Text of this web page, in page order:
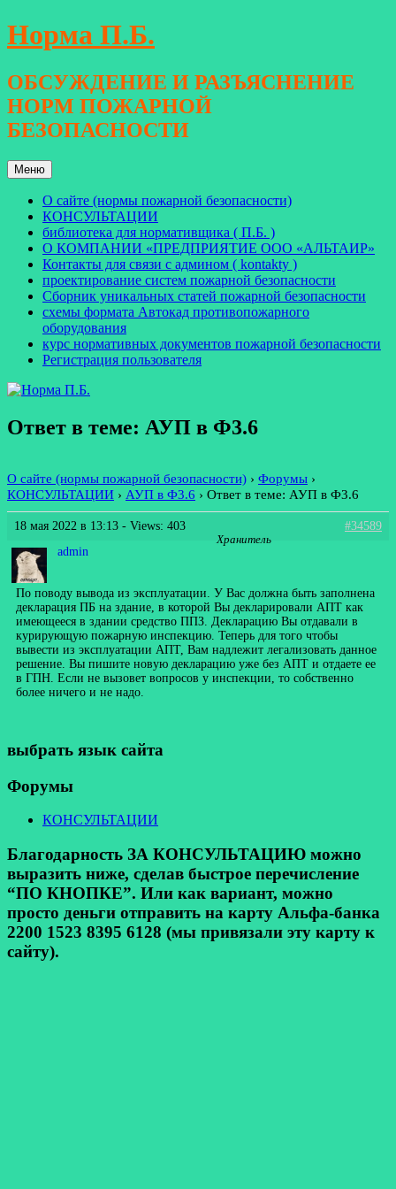
Перейти
к
Норма П.Б.
ОБСУЖДЕНИЕ И РАЗЪЯСНЕНИЕ
НОРМ ПОЖАРНОЙ
БЕЗОПАСНОСТИ
Меню
О сайте (нормы пожарной безопасности)
КОНСУЛЬТАЦИИ
библиотека для нормативщика ( П.Б. )
О КОМПАНИИ «ПРЕДПРИЯТИЕ ООО «АЛЬТАИР»
Контакты для связи с админом ( kontakty )
проектирование систем пожарной безопасности
Сборник уникальных статей пожарной безопасности
схемы формата Автокад противопожарного
оборудования
курс нормативных документов пожарной безопасности
Регистрация пользователя
Ответ в теме: АУП в Ф3.6
О сайте (нормы пожарной безопасности) › Форумы ›
КОНСУЛЬТАЦИИ › АУП в Ф3.6 › Ответ в теме: АУП в Ф3.6
18 мая 2022 в 13:13 - Views: 403
#34589
admin
Хранитель
По поводу вывода из эксплуатации. У Вас должна быть заполнена
декларация ПБ на здание, в которой Вы декларировали АПТ как
имеющееся в здании средство ППЗ. Декларацию Вы отдавали в
курирующую пожарную инспекцию. Теперь для того чтобы
вывести из эксплуатации АПТ, Вам надлежит легализовать данное
решение. Вы пишите новую декларацию уже без АПТ и отдаете ее
в ГПН. Если не вызовет вопросов у инспекции, то собственно
более ничего и не надо.
выбрать язык сайта
Форумы
КОНСУЛЬТАЦИИ
Благодарность ЗА КОНСУЛЬТАЦИЮ можно
выразить ниже, сделав быстрое перечисление
“ПО КНОПКЕ”. Или как вариант, можно
просто деньги отправить на карту Альфа-банка
2200 1523 8395 6128 (мы привязали эту карту к
сайту).